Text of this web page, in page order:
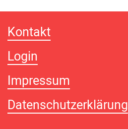
Kontakt
Login
Impressum
Datenschutzerklärung